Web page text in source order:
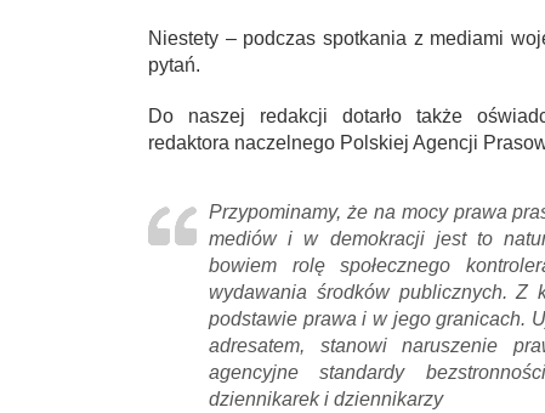
Niestety – podczas spotkania z mediami
pytań.
Do naszej redakcji dotarło także
redaktora naczelnego Polskiej Agencji
Przypominamy, że na mocy prawa
mediów i w demokracji jest to
bowiem rolę społecznego
wydawania środków publicznych. Z
podstawie prawa i w jego granicach.
adresatem, stanowi naruszenie
agencyjne standardy
dziennikarek i dziennikarzy